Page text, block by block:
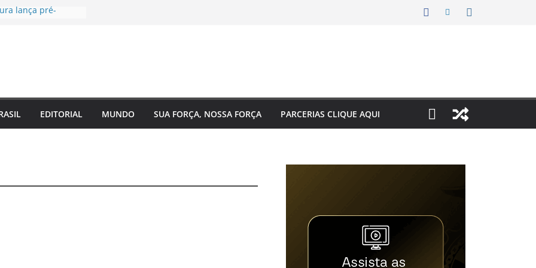
lança pré-
EUA e Bélgica
2 do Plano
e reforça
o
do estado
EDITORIAL MUNDO SUA FORÇA, NOSSA FORÇA PARCERIAS CLIQUE AQUI